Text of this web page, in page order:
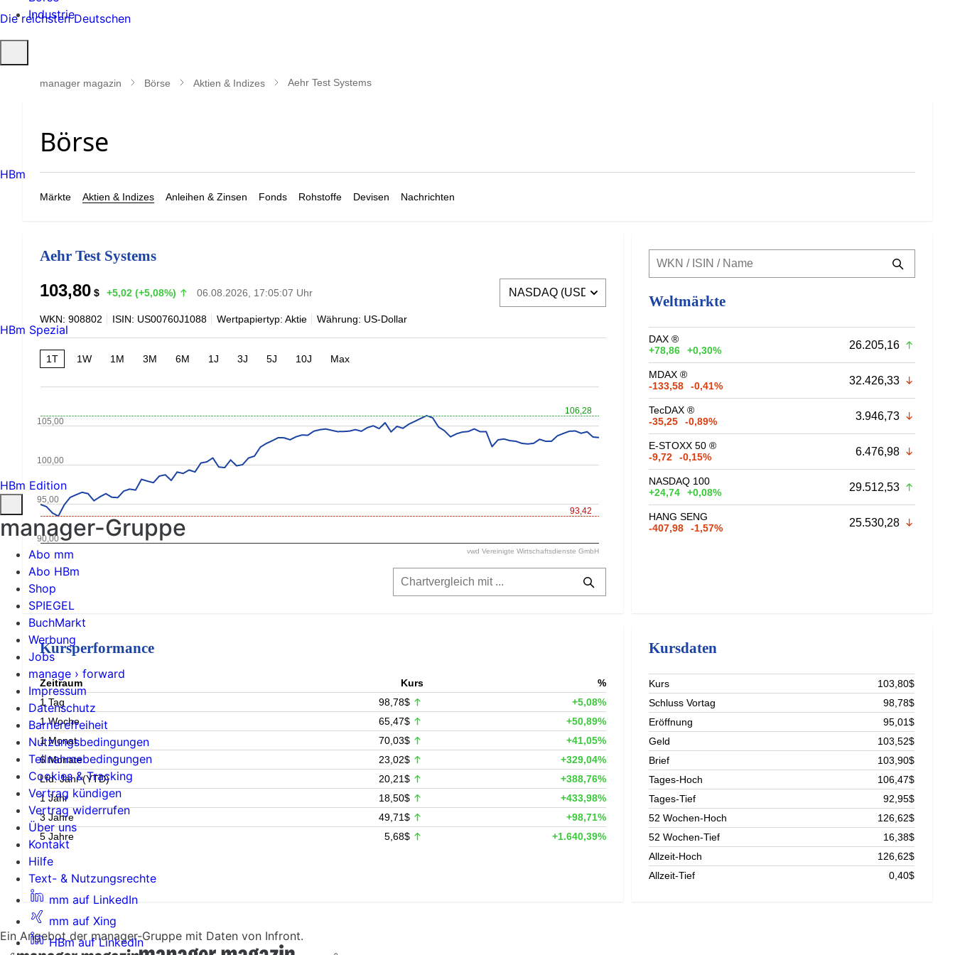
Industrie
öffnen
manager magazin Börse Aktien & Indizes Aehr Test Systems
Märkte Aktien & Indizes Anleihen & Zinsen Fonds Rohstoffe Devisen Nachrichten
Aehr Test Systems
103,80 $ +5,02 (+5,08%) 06.08.2026, 17:05:07 Uhr
WKN: 908802 ISIN: US00760J1088 Wertpapiertyp: Aktie Währung: US-Dollar
1T 1W 1M 3M 6M 1J 3J 5J 10J Max
106,28
93,42
90,00
95,00
100,00
105,00
vwd Vereinigte Wirtschaftsdienste GmbH
Weltmärkte
DAX ®
+78,86
+0,30% 26.205,16
MDAX ®
-133,58
-0,41% 32.426,33
TecDAX ®
-35,25
-0,89% 3.946,73
E-STOXX 50 ®
-9,72
-0,15% 6.476,98
NASDAQ 100
+24,74
+0,08% 29.512,53
HANG SENG
-407,98
-1,57% 25.530,28
Kursperformance
Zeitraum Kurs
%
1 Tag
98,78$
+5,08%
1 Woche
65,47$
+50,89%
1 Monat
70,03$
+41,05%
6 Monate
23,02$
+329,04%
Lfd. Jahr (YTD)
20,21$
+388,76%
1 Jahr
18,50$
+433,98%
3 Jahre
49,71$
+98,71%
5 Jahre
5,68$ +1.640,39%
Kursdaten
Kurs
103,80$
Schluss Vortag
98,78$
Eröffnung
95,01$
Geld
103,52$
Brief
103,90$
Tages-Hoch
106,47$
Tages-Tief
92,95$
52 Wochen-Hoch
126,62$
52 Wochen-Tief
16,38$
Allzeit-Hoch
126,62$
Allzeit-Tief
0,40$
Ein Angebot der manager-Gruppe mit Daten von Infront.
Die reichsten Deutschen
HBm
HBm Spezial
HBm Edition
manager-Gruppe
Abo mm
Abo HBm
Shop
SPIEGEL
BuchMarkt
Werbung
Jobs
manage › forward
Impressum
Datenschutz
Barrierefreiheit
Nutzungsbedingungen
Teilnahmebedingungen
Cookies & Tracking
Vertrag kündigen
Vertrag widerrufen
Über uns
Kontakt
Hilfe
Text- & Nutzungsrechte
mm auf LinkedIn
mm auf Xing
HBm auf LinkedIn